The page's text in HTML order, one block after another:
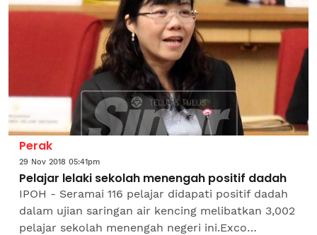
Perak
29 Nov 2018 05:41pm
Pelajar lelaki sekolah menengah positif dadah
IPOH - Seramai 116 pelajar didapati positif dadah
dalam ujian saringan air kencing melibatkan 3,002
pelajar sekolah menengah negeri ini.Exco